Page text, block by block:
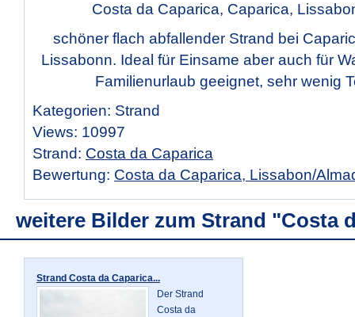
Costa da Caparica, Caparica,
schöner flach abfallender Strand bei
Lissabonn. Ideal für Einsame aber auch für
Familienurlaub geeignet, sehr wenig
Kategorien: Strand
Views: 10997
Strand: Costa da Caparica
Bewertung: Costa da Caparica, Lissabon/
weitere Bilder zum Strand "Costa
Strand Costa da Caparica...
Der Strand
Costa da